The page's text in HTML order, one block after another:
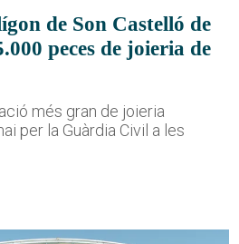
de Son Castelló de
peces de joieria de
més gran de joieria
per la Guàrdia Civil a les